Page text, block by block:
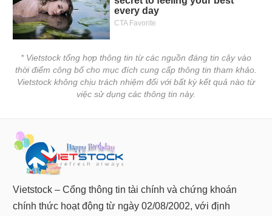
* Vietstock tổng hợp thông tin từ các nguồn đáng tin cậy vào
thời điểm công bố cho mục đích cung cấp thông tin tham khảo.
Vietstock không chịu trách nhiệm đối với bất kỳ kết quả nào từ
việc sử dụng các thông tin này.
Vietstock – Cổng thông tin tài chính và chứng khoán
chính thức hoạt động từ ngày 02/08/2002, với định